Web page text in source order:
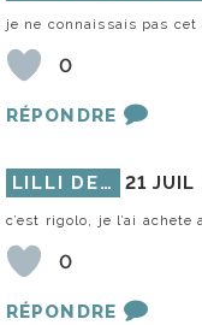
je ne connaissais pas cet
0
RÉPONDRE
LILLI DE… 21
c’est rigolo, je l’ai
0
RÉPONDRE